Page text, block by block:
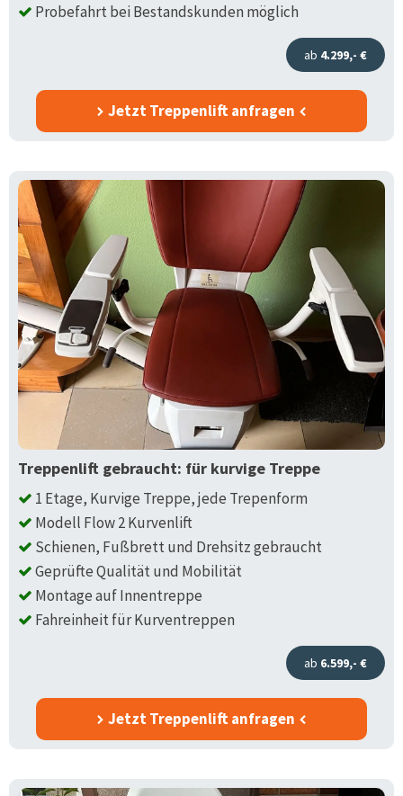
Probefahrt bei Bestandskunden möglich
ab 4.299,- €
Jetzt Treppenlift anfragen
Treppenlift gebraucht: für kurvige Treppe
1 Etage, Kurvige Treppe, jede Trepenform
Modell Flow 2 Kurvenlift
Schienen, Fußbrett und Drehsitz gebraucht
Geprüfte Qualität und Mobilität
Montage auf Innentreppe
Fahreinheit für Kurventreppen
ab 6.599,- €
Jetzt Treppenlift anfragen